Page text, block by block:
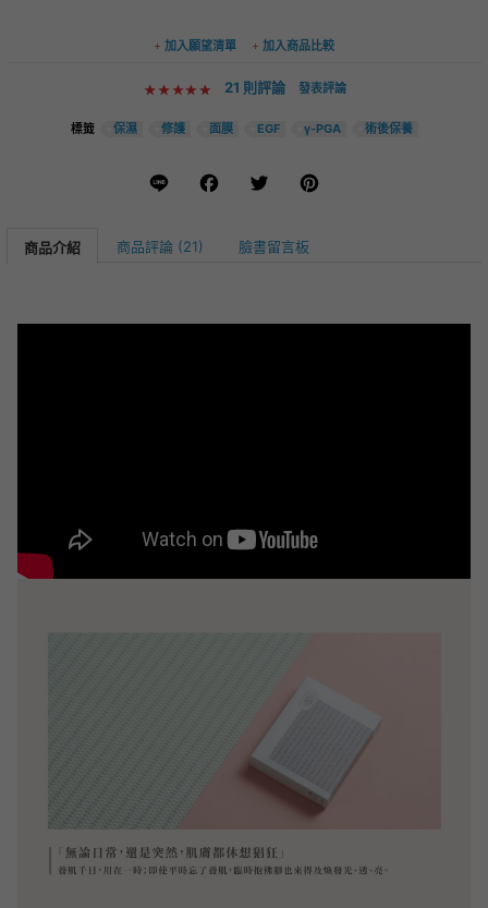
加入願望清單 加入商品比較
21 則評論 發表評論
標籤 保濕 修護 面膜 EGF γ-PGA 術後保養
Line FacebookTwitter
商品介紹 商品評論 (21) 臉書留言板